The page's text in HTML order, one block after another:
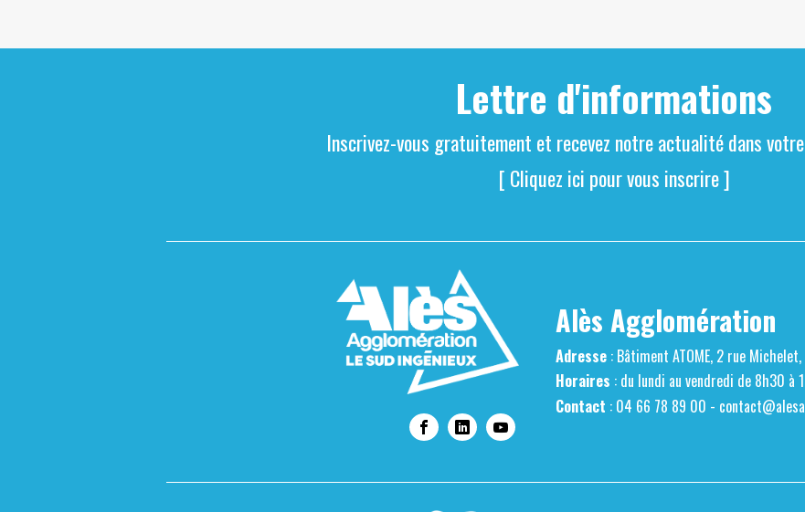
Lettre d'informations
Inscrivez-vous gratuitement et recevez notre actualité dans
[ Cliquez ici pour vous inscrire ]
Alès Agglomération
Adresse: Bâtiment ATOME, 2 rue
Horaires : du lundi au vendredi de 8h30 à
Contact : 04 66 78 89 00 -